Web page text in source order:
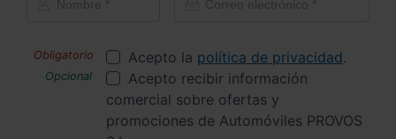
Acepto la política de privacidad.
Acepto recibir información
comercial sobre ofertas y
promociones de Automóviles PROVOS